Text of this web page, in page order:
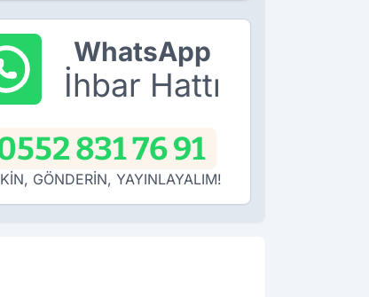
WhatsApp
İhbar Hattı
831 76 91
GÖNDERİN, YAYINLAYALIM!